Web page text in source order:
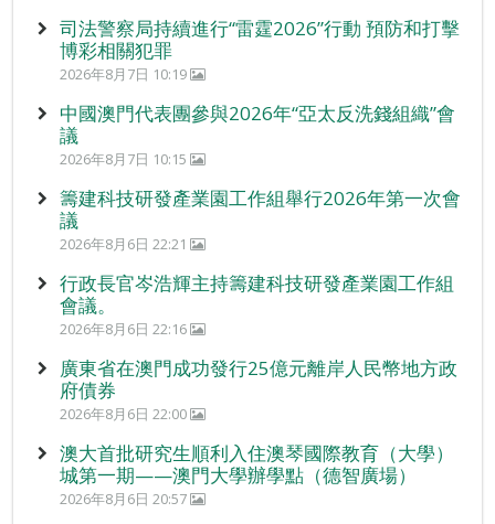
司法警察局持續進行“雷霆2026”行動 預防和打擊
博彩相關犯罪
2026年8月7日 10:19
中國澳門代表團參與2026年“亞太反洗錢組織”會
議
2026年8月7日 10:15
籌建科技研發產業園工作組舉行2026年第一次會
議
2026年8月6日 22:21
行政長官岑浩輝主持籌建科技研發產業園工作組
會議。
2026年8月6日 22:16
廣東省在澳門成功發行25億元離岸人民幣地方政
府債券
2026年8月6日 22:00
澳大首批研究生順利入住澳琴國際教育（大學）
城第一期——澳門大學辦學點（德智廣場）
2026年8月6日 20:57